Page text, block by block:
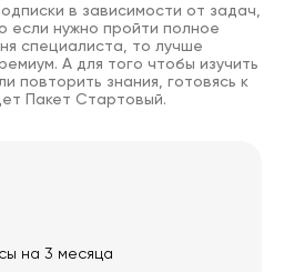
в зависимости от задач,
если нужно пройти полное
специалиста, то лучше
А для того чтобы изучить
повторить знания, готовясь к
Пакет Стартовый.
на 3 месяца